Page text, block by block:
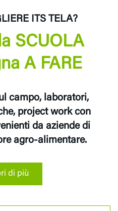
ITS TELA?
SCUOLA
A FARE
campo, laboratori,
project work con
da aziende di
agro-alimentare.
di più